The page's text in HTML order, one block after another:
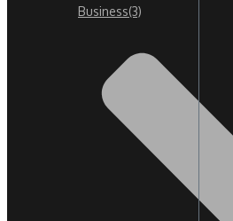
Business(3)